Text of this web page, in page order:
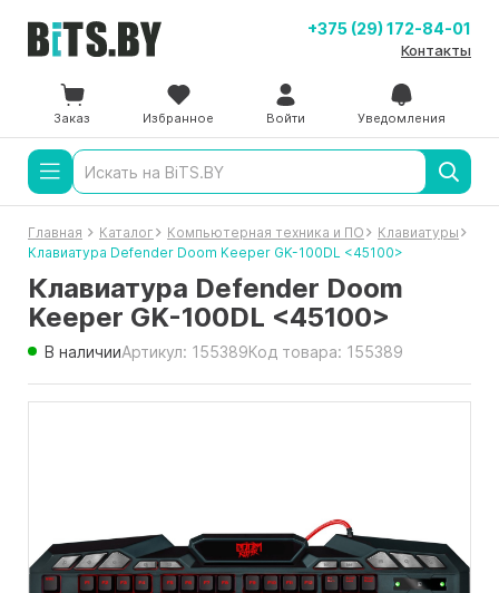
+375 (29) 172-84-01
Контакты
Заказ Избранное Войти Уведомления
Главная Каталог Компьютерная техника и ПО
Клавиатуры
Клавиатура Defender Doom Keeper GK-100DL <45100>
Клавиатура Defender Doom
Keeper GK-100DL <45100>
В наличииАртикул: 155389Код товара: 155389